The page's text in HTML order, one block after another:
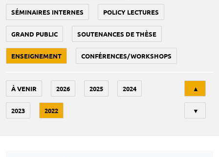
SÉMINAIRES INTERNES POLICY LECTURES
GRAND PUBLIC SOUTENANCES DE THÈSE
ENSEIGNEMENT CONFÉRENCES/WORKSHOPS
À VENIR 2026 2025 2024
2023 2022
▲
▼